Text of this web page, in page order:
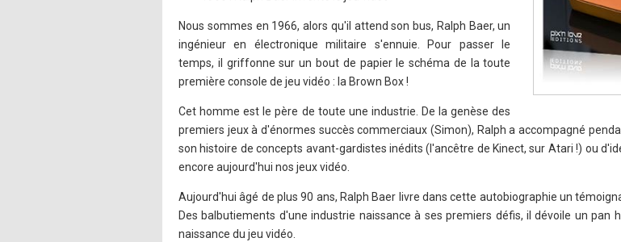
Nous sommes en 1966, alors qu'il attend son bus, Ralph Baer, un
ingénieur en électronique militaire s'ennuie. Pour passer le
temps, il griffonne sur un bout de papier le schéma de la toute
première console de jeu vidéo : la Brown Box !
Cet homme est le père de toute une industrie. De la genèse des
premiers jeux à d'énormes succès commerciaux (Simon), Ralph a accompagné
son histoire de concepts avant-gardistes inédits (l'ancêtre de Kinect, sur Atari !) ou
encore aujourd'hui nos jeux vidéo.
Aujourd'hui âgé de plus 90 ans, Ralph Baer livre dans cette autobiographie un
Des balbutiements d'une industrie naissance à ses premiers défis, il dévoile un pan
naissance du jeu vidéo.